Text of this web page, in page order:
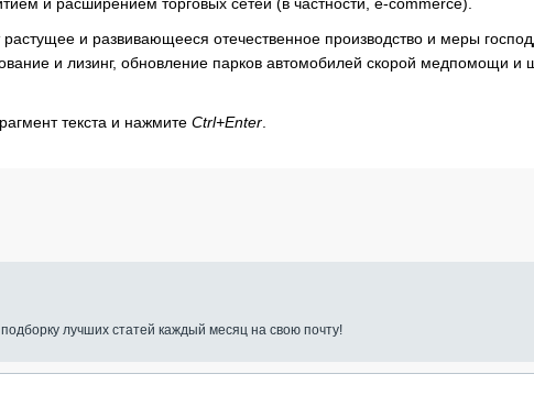
и развивающееся отечественное производство и меры
и лизинг, обновление парков автомобилей скорой медпомощи и
текста и нажмите Ctrl+Enter
лучших статей каждый месяц на свою почту!